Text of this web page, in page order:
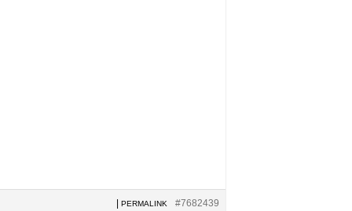
#7682439
| PERMALINK